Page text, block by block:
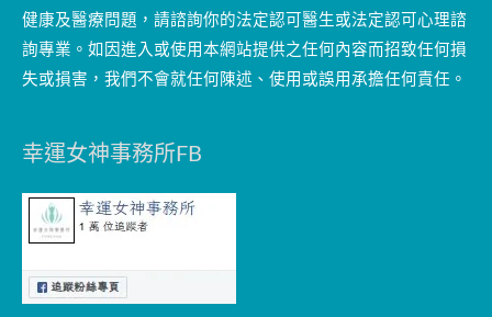
健康及醫療問題，請諮詢你的法定認可醫生或法定認可心理諮
詢專業。如因進入或使用本網站提供之任何內容而招致任何損
失或損害，我們不會就任何陳述、使用或誤用承擔任何責任。
幸運女神事務所FB